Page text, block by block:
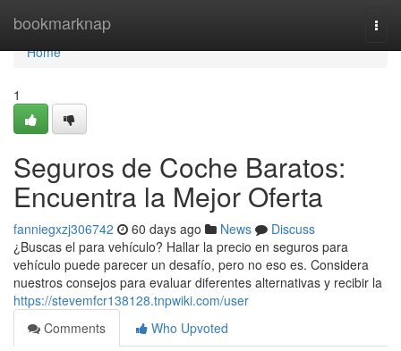
bookmarknap
Home
Home
1
Seguros de Coche Baratos:
Encuentra la Mejor Oferta
fanniegxzj306742 60 days ago News
Discuss
¿Buscas el para vehículo? Hallar la precio en seguros para
vehículo puede parecer un desafío, pero no eso es. Considera
nuestros consejos para evaluar diferentes alternativas y recibir la
https://stevemfcr138128.tnpwiki.com/user
Comments
Who Upvoted